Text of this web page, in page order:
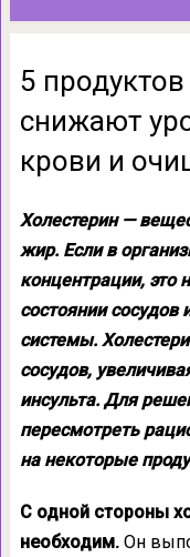
5
снижают
крови и
Холестерин —
жир. Если в
концентрации, это
состоянии сосудов
системы.
сосудов,
инсульта. Для
пересмотреть
на некоторые
С одной стороны
необходим.Он